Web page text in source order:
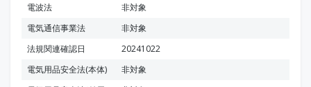
電波法
非対象
電気通信事業法
非対象
法規関連確認日
20241022
電気用品安全法(本体)
非対象